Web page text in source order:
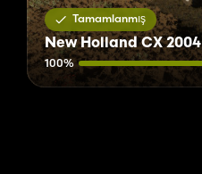
Tamamlanmış
New Holland CX 2004
100%